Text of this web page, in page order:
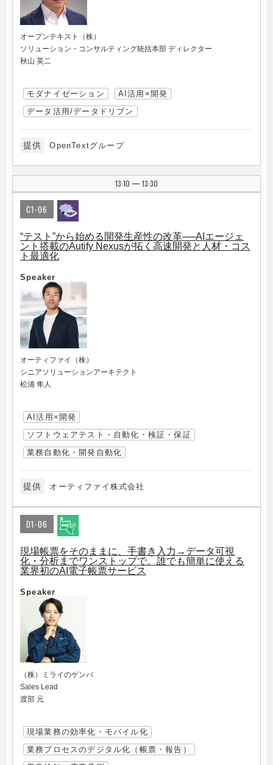
オープンテキスト（株）
ソリューション・コンサルティング統括本部 ディレクター
秋山 英二
モダナイゼーション
AI活用×開発
データ活用/データドリブン
提供 OpenTextグループ
13:10 | 13:30
C1-06
“テスト”から始める開発生産性の改革──AIエージェ
ント搭載のAutify Nexusが拓く高速開発と人材・コス
ト最適化
Speaker
オーティファイ（株）
シニアソリューションアーキテクト
松浦 隼人
AI活用×開発
ソフトウェアテスト・自動化・検証・保証
業務自動化・開発自動化
提供 オーティファイ株式会社
D1-06
現場帳票をそのままに、手書き入力→データ可視
化・分析までワンストップで。誰でも簡単に使える
業界初のAI電子帳票サービス
Speaker
（株）ミライのゲンバ
Sales Lead
渡部 元
現場業務の効率化・モバイル化
業務プロセスのデジタル化（帳票・報告）